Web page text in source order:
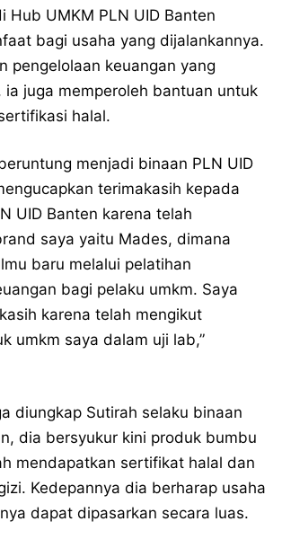
Hub UMKM PLN UID Banten
bagi usaha yang dijalankannya.
pengelolaan keuangan yang
ia juga memperoleh bantuan untuk
halal.
menjadi binaan PLN UID
terimakasih kepada
UID Banten karena telah
saya yaitu Mades, dimana
baru melalui pelatihan
bagi pelaku umkm. Saya
karena telah mengikut
umkm saya dalam uji lab,”
diungkap Sutirah selaku binaan
dia bersyukur kini produk bumbu
mendapatkan sertifikat halal dan
Kedepannya dia berharap usaha
dapat dipasarkan secara luas.